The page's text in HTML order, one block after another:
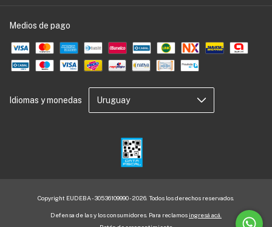
Medios de pago
Idiomas y monedas
Copyright EUDEBA - 30536109990 - 2026. Todos los derechos reservados.
Defensa de las y los consumidores. Para reclamos ingresá acá.